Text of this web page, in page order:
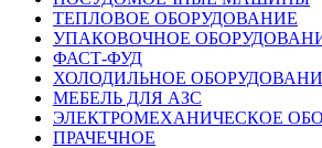
ТЕПЛОВОЕ ОБОРУДОВАНИЕ
УПАКОВОЧНОЕ
ФАСТ-ФУД
ХОЛОДИЛЬНОЕ
МЕБЕЛЬ ДЛЯ АЗС
ЭЛЕКТРОМЕХАНИЧЕСКОЕ
ПРАЧЕЧНОЕ